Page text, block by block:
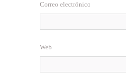
Correo electrónico
Web